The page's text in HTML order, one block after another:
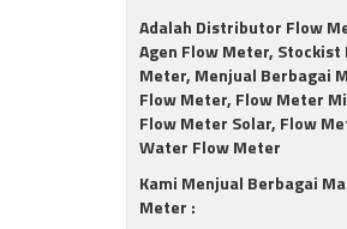
Adalah Distributor Flow
Agen Flow Meter, Stockist
Meter, Menjual Berbagai
Flow Meter, Flow Meter
Flow Meter Solar, Flow
Water Flow Meter
Kami Menjual Berbagai
Meter :